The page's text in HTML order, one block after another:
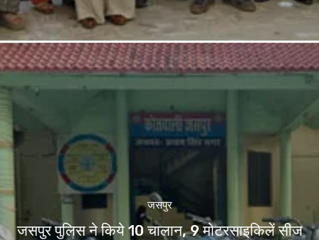
जसपुर
जसपुर पुलिस ने किये 10 चालान, 9 मोटरसाइकिलें सीज